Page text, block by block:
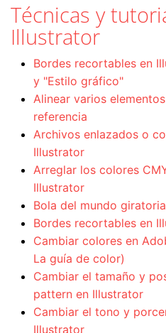
Técnicas y
Illustrator
Bordes recortables en
y "Estilo gráfico"
Alinear varios
referencia
Archivos enlazados o
Illustrator
Arreglar los colores
Illustrator
Bola del mundo
Bordes recortables en
Cambiar colores en
La guía de color)
Cambiar el tamaño y
pattern en Illustrator
Cambiar el tono y
Illustrator